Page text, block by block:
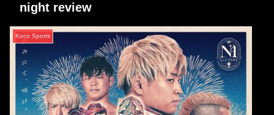
night review
Koco Sports